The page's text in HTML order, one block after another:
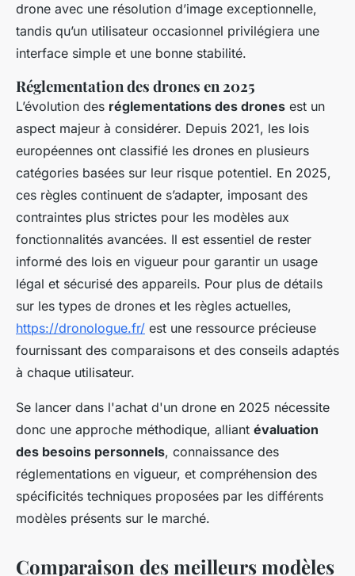
drone avec une résolution d’image exceptionnelle,
tandis qu’un utilisateur occasionnel privilégiera une
interface simple et une bonne stabilité.
Réglementation des drones en 2025
L’évolution des réglementations des drones est un
aspect majeur à considérer. Depuis 2021, les lois
européennes ont classifié les drones en plusieurs
catégories basées sur leur risque potentiel. En 2025,
ces règles continuent de s’adapter, imposant des
contraintes plus strictes pour les modèles aux
fonctionnalités avancées. Il est essentiel de rester
informé des lois en vigueur pour garantir un usage
légal et sécurisé des appareils. Pour plus de détails
sur les types de drones et les règles actuelles,
https://dronologue.fr/ est une ressource précieuse
fournissant des comparaisons et des conseils adaptés
à chaque utilisateur.
Se lancer dans l'achat d'un drone en 2025 nécessite
donc une approche méthodique, alliant évaluation
des besoins personnels, connaissance des
réglementations en vigueur, et compréhension des
spécificités techniques proposées par les différents
modèles présents sur le marché.
Comparaison des meilleurs modèles